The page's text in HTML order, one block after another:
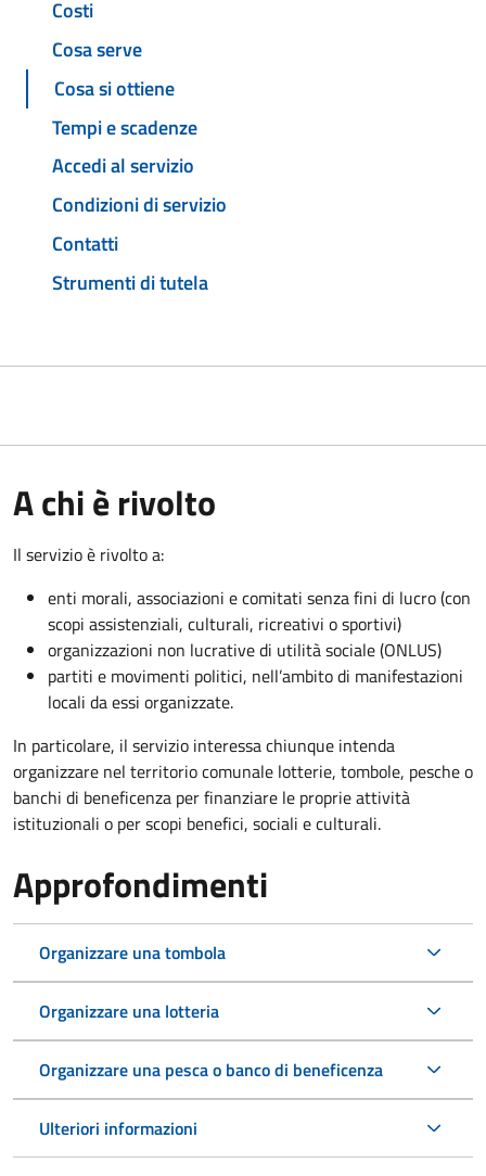
Costi
Cosa serve
Cosa si ottiene
Tempi e scadenze
Accedi al servizio
Condizioni di servizio
Contatti
Strumenti di tutela
A chi è rivolto
Il servizio è rivolto a:
enti morali, associazioni e comitati senza fini di lucro (con
scopi assistenziali, culturali, ricreativi o sportivi)
organizzazioni non lucrative di utilità sociale (ONLUS)
partiti e movimenti politici, nell’ambito di manifestazioni
locali da essi organizzate.
In particolare, il servizio interessa chiunque intenda
organizzare nel territorio comunale lotterie, tombole, pesche o
banchi di beneficenza per finanziare le proprie attività
istituzionali o per scopi benefici, sociali e culturali.
Approfondimenti
Organizzare una tombola
Organizzare una lotteria
Organizzare una pesca o banco di beneficenza
Ulteriori informazioni